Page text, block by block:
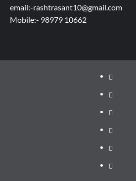
email:-rashtrasant10@gmail.com
Mobile:- 98979 10662
About
WEB
SERIES
TO
Dehradun
Smart
City
Life
in
Dehradun
Places
to
सम्पर्क